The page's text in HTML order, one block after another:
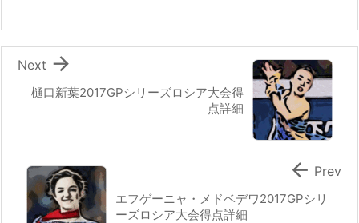
樋口新葉2017GPシリーズロシア大会得
点詳細

Next
エフゲーニャ・メドベデワ2017GPシリ
ーズロシア大会得点詳細
 Prev